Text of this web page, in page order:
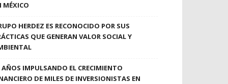
MÉXICO
HERDEZ ES RECONOCIDO POR SUS
QUE GENERAN VALOR SOCIAL Y
AÑOS IMPULSANDO EL CRECIMIENTO
DE MILES DE INVERSIONISTAS EN